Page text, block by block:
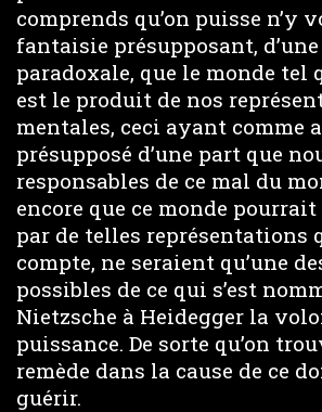
comprends qu’on puisse n’y
fantaisie présupposant,
paradoxale, que le monde tel
est le produit de nos
mentales, ceci ayant comme
présupposé d’une part que
responsables de ce mal du
encore que ce monde
par de telles représentations
compte, ne seraient qu’une
possibles de ce qui s’est
Nietzsche à Heidegger la
puissance. De sorte qu’on
remède dans la cause de ce
guérir.